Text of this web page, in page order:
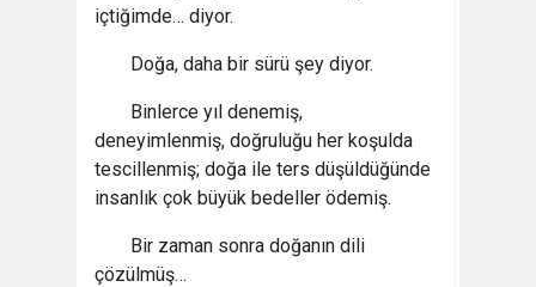
içtiğimde… diyor.
Doğa, daha bir sürü şey diyor.
Binlerce yıl denemiş,
deneyimlenmiş, doğruluğu her koşulda
tescillenmiş; doğa ile ters düşüldüğünde
insanlık çok büyük bedeller ödemiş.
Bir zaman sonra doğanın dili
çözülmüş…